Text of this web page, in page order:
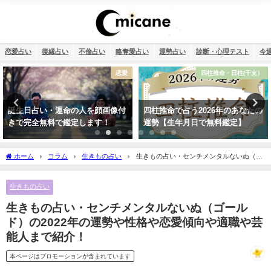
恋愛占い 復縁占い 不倫占い 略奪愛占い 運勢占い 診断・心理テスト 今
四柱推命・日柱(干支）
四柱推命で占う2026年のあなたの
運勢【生年月日で無料鑑定】
12星座
【2026年】12星座別の運勢まとめ
ホーム コラム 生きもの占い
生きもの占い・センチメンタルないぬ（ゴ
ールド）の2022年の運勢や性格や恋愛傾向や適職や芸能人まで紹介！
生きもの占い
生きもの占い・センチメンタルないぬ（ゴール
ド）の2022年の運勢や性格や恋愛傾向や適職や芸
能人まで紹介！
本ページはプロモーションが含まれています